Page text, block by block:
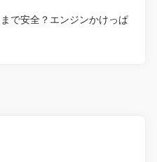
で安全？エンジンかけっぱ